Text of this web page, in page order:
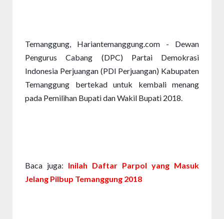
Temanggung, Hariantemanggung.com - Dewan
Pengurus Cabang (DPC) Partai Demokrasi
Indonesia Perjuangan (PDI Perjuangan) Kabupaten
Temanggung bertekad untuk kembali menang
pada Pemilihan Bupati dan Wakil Bupati 2018.
Baca juga: Inilah Daftar Parpol yang Masuk
Jelang Pilbup Temanggung 2018